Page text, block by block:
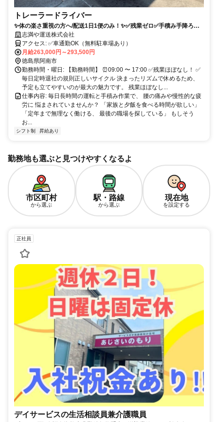
トレーラードライバー
✨体の楽さ重視の方へ/配送1日1便のみ！✨✅残業ゼロ✅手積み手降ろし
なし！
志満や運送株式会社
アクセス: ✅車通勤OK（無料駐車場あり）
月給263,000円～293,500円
徳島県阿南市
勤務時間・曜日: 【勤務時間】 ⏰09:00 〜 17:00 ✅残業ほぼなし！ ✅
毎日定時退社の規則正しいサイクル 決まったリズムで休めるため、
予定も立てやすいのが最大の魅力です。 残業ほぼなし...
仕事内容: 毎日長時間の運転と手積み作業で、 腰の痛みや慢性的な疲
労に 悩まされていませんか？ 「家族と夕飯を食べる時間が欲しい」
「定年まで無理なく働ける、 最後の職場を探している」 もしそう
お...
シフト制 昇給あり
勤務地も選ぶと見つけやすくなるよ
市区町村
から選ぶ
駅・路線
から選ぶ
現在地
を設定する
正社員
デイサービスの生活相談員兼介護職員